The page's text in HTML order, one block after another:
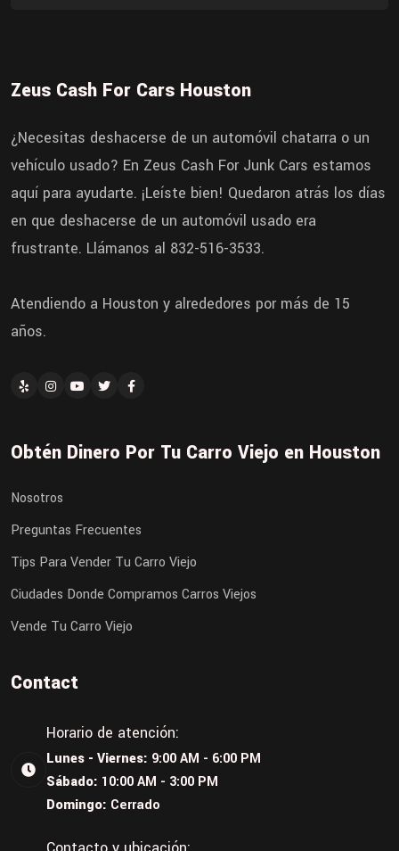
Zeus Cash For Cars Houston
¿Necesitas deshacerse de un automóvil chatarra o un
vehículo usado? En Zeus Cash For Junk Cars estamos
aquí para ayudarte. ¡Leíste bien! Quedaron atrás los días
en que deshacerse de un automóvil usado era
frustrante. Llámanos al 832-516-3533.
Atendiendo a Houston y alrededores por más de 15
años.
Obtén Dinero Por Tu Carro Viejo en Houston
Nosotros
Preguntas Frecuentes
Tips Para Vender Tu Carro Viejo
Ciudades Donde Compramos Carros Viejos
Vende Tu Carro Viejo
Contact
Horario de atención:
Lunes - Viernes: 9:00 AM - 6:00 PM
Sábado: 10:00 AM - 3:00 PM
Domingo: Cerrado